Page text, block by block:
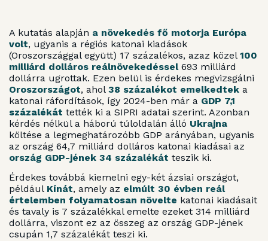
A kutatás alapján a növekedés fő motorja Európa
volt, ugyanis a régiós katonai kiadások
(Oroszországgal együtt) 17 százalékos, azaz közel 100
milliárd dolláros reálnövekedéssel693 milliárd
dollárra ugrottak. Ezen belül is érdekes megvizsgálni
Oroszországot, ahol 38 százalékot emelkedtek a
katonai ráfordítások, így 2024-ben már a GDP 7,1
százalékát tették ki a SIPRI adatai szerint. Azonban
kérdés nélkül a háború túloldalán álló Ukrajna
költése a legmeghatározóbb GDP arányában, ugyanis
az ország 64,7 milliárd dolláros katonai kiadásai az
ország GDP-jének 34 százalékát teszik ki.
Érdekes továbbá kiemelni egy-két ázsiai országot,
például Kínát, amely az elmúlt 30 évben reál
értelemben folyamatosan növelte katonai kiadásait
és tavaly is 7 százalékkal emelte ezeket 314 milliárd
dollárra, viszont ez az összeg az ország GDP-jének
csupán 1,7 százalékát teszi ki.